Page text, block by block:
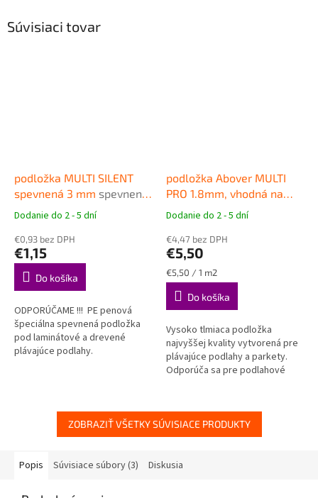
Súvisiaci tovar
podložka MULTI SILENT
spevnená 3 mm spevnená
podložka pod plávajúce
Priemerné
produktu
je
4,7
hviezdičiek.
Dodanie do 2 - 5 dní
€0,93 bez DPH
€1,15
Do košíka
ODPORÚČAME !!! PE penová
špeciálna spevnená podložka
pod laminátové a drevené
plávajúce podlahy.
podložka Abover MULTI
PRO 1.8mm, vhodná na
podlahové vykurovanie
pod plávajúce podlahy
Priemerné
produktu
je
5,0
z
hviezdičiek.
Dodanie do 2 - 5 dní
€4,47 bez DPH
€5,50
Jednotková
cena:
€5,50 / 1 m2
Do košíka
Vysoko tlmiaca podložka
najvyššej kvality vytvorená pre
plávajúce podlahy a parkety.
Odporúča sa pre podlahové
ZOBRAZIŤ VŠETKY SÚVISIACE PRODUKTY
Popis Súvisiace súbory (3) Diskusia